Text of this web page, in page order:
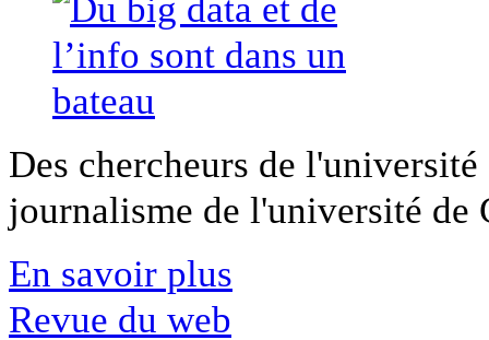
Des chercheurs de
journalisme de l'université
En savoir plus
Revue du web